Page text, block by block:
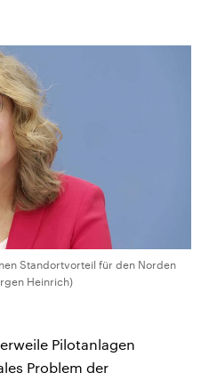
Standortvorteil für den Norden
Heinrich)
Pilotanlagen
Problem der